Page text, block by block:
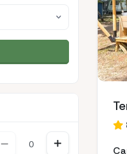
Decremento Incremento